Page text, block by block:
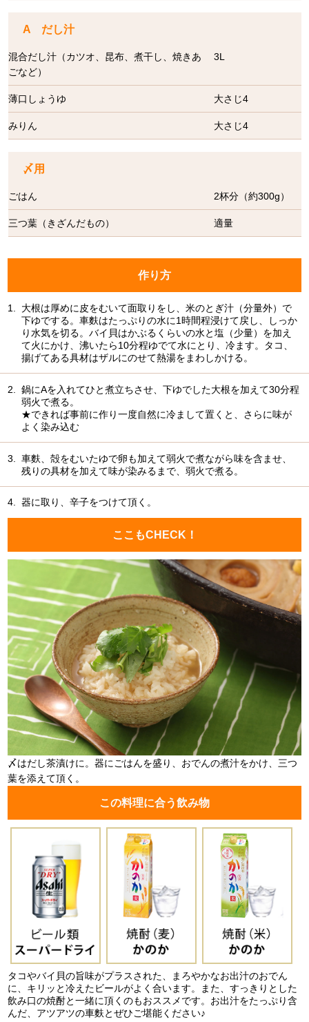
A だし汁
混合だし汁（カツオ、昆布、煮干し、焼きあ
ごなど）
3L
薄口しょうゆ 大さじ4
みりん 大さじ4
〆用
ごはん 2杯分（約300g）
三つ葉（きざんだもの） 適量
作り方
1.
大根は厚めに皮をむいて面取りをし、米のとぎ汁（分量外）で
下ゆでする。車麩はたっぷりの水に1時間程浸けて戻し、しっか
り水気を切る。バイ貝はかぶるくらいの水と塩（少量）を加え
て火にかけ、沸いたら10分程ゆでて水にとり、冷ます。タコ、
揚げてある具材はザルにのせて熱湯をまわしかける。
2.
鍋にAを入れてひと煮立ちさせ、下ゆでした大根を加えて30分程
弱火で煮る。
★できれば事前に作り一度自然に冷まして置くと、さらに味が
よく染み込む
3.
車麩、殻をむいたゆで卵も加えて弱火で煮ながら味を含ませ、
残りの具材を加えて味が染みるまで、弱火で煮る。
4. 器に取り、辛子をつけて頂く。
ここもCHECK！
〆はだし茶漬けに。器にごはんを盛り、おでんの煮汁をかけ、三つ
葉を添えて頂く。
この料理に合う飲み物
タコやバイ貝の旨味がプラスされた、まろやかなお出汁のおでん
に、キリッと冷えたビールがよく合います。また、すっきりとした
飲み口の焼酎と一緒に頂くのもおススメです。お出汁をたっぷり含
んだ、アツアツの車麩とぜひご堪能ください♪